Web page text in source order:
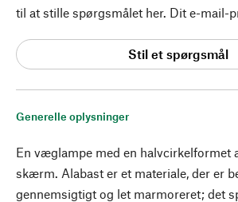
Generelle oplysninger
En væglampe med en halvcirkelformet
skærm. Alabast er et materiale, der er
gennemsigtigt og let marmoreret; det
til at stille spørgsmålet her. Dit e-mail-
Stil et spørgsmål